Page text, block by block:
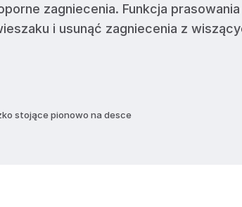
zagniecenia. Funkcja
i usunąć zagniecenia z